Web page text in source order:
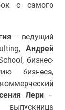
с самого
– ведущий
Андрей
бизнес-
бизнеса,
Лери–
выпускница